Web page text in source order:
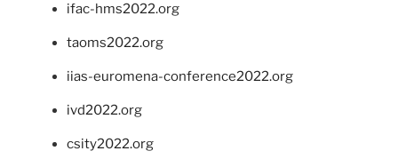
ifac-hms2022.org
taoms2022.org
iias-euromena-conference2022.org
ivd2022.org
csity2022.org